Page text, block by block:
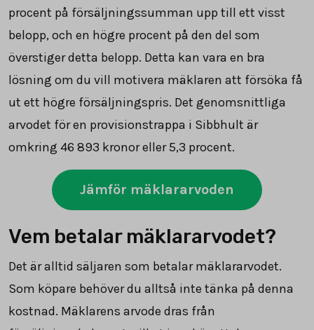
procent på försäljningssumman upp till ett visst
belopp, och en högre procent på den del som
överstiger detta belopp. Detta kan vara en bra
lösning om du vill motivera mäklaren att försöka få
ut ett högre försäljningspris. Det genomsnittliga
arvodet för en provisionstrappa i Sibbhult är
omkring 46 893 kronor eller 5,3 procent.
Jämför mäklararvoden
Vem betalar mäklararvodet?
Det är alltid säljaren som betalar mäklararvodet.
Som köpare behöver du alltså inte tänka på denna
kostnad. Mäklarens arvode dras från